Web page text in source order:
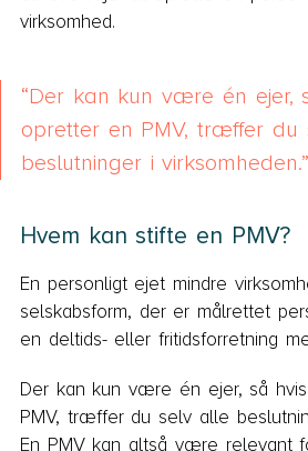
virksomhed.
Der kan kun være én ejer,
opretter en PMV, træffer du
beslutninger i virksomheden.
Hvem kan stifte en PMV?
En personligt ejet mindre
selskabsform, der er målrettet
en deltids- eller fritidsforretning
Der kan kun være én ejer, så
PMV, træffer du selv alle
En PMV kan altså være relevant